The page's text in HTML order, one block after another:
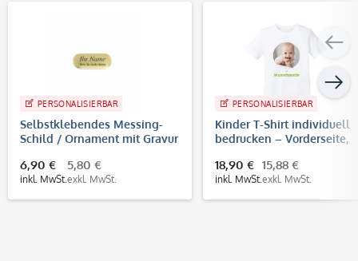
PERSONALISIERBAR
Selbstklebendes Messing-
Schild / Ornament mit Gravur
6,90 €
inkl. MwSt.
5,80 €
exkl. MwSt.
PERSONALISIERBAR
Kinder T-Shirt individuell
bedrucken – Vorderseite,
18,90 €
inkl. MwSt.
15,88 €
exkl. MwSt.